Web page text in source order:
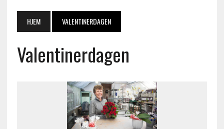
HJEM VALENTINERDAGEN
Valentinerdagen